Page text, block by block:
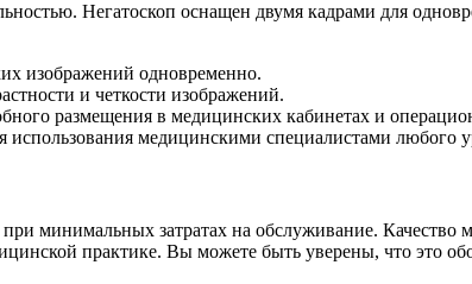
Негатоскоп оснащен двумя кадрами для
изображений одновременно.
и четкости изображений.
размещения в медицинских кабинетах и
использования медицинскими специалистами любого
минимальных затратах на обслуживание. Качество
практике. Вы можете быть уверены, что это